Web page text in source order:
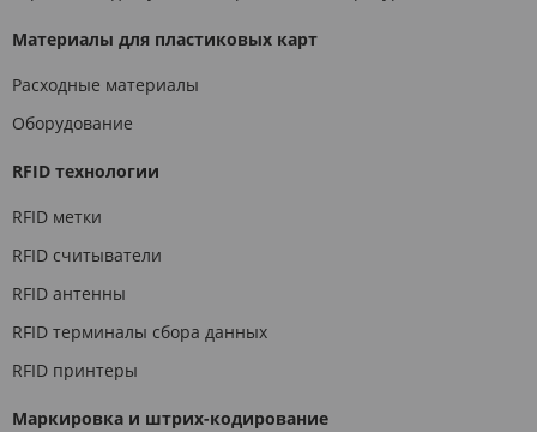
Материалы для пластиковых карт
Расходные материалы
Оборудование
RFID технологии
RFID метки
RFID считыватели
RFID антенны
RFID терминалы сбора данных
RFID принтеры
Маркировка и штрих-кодирование